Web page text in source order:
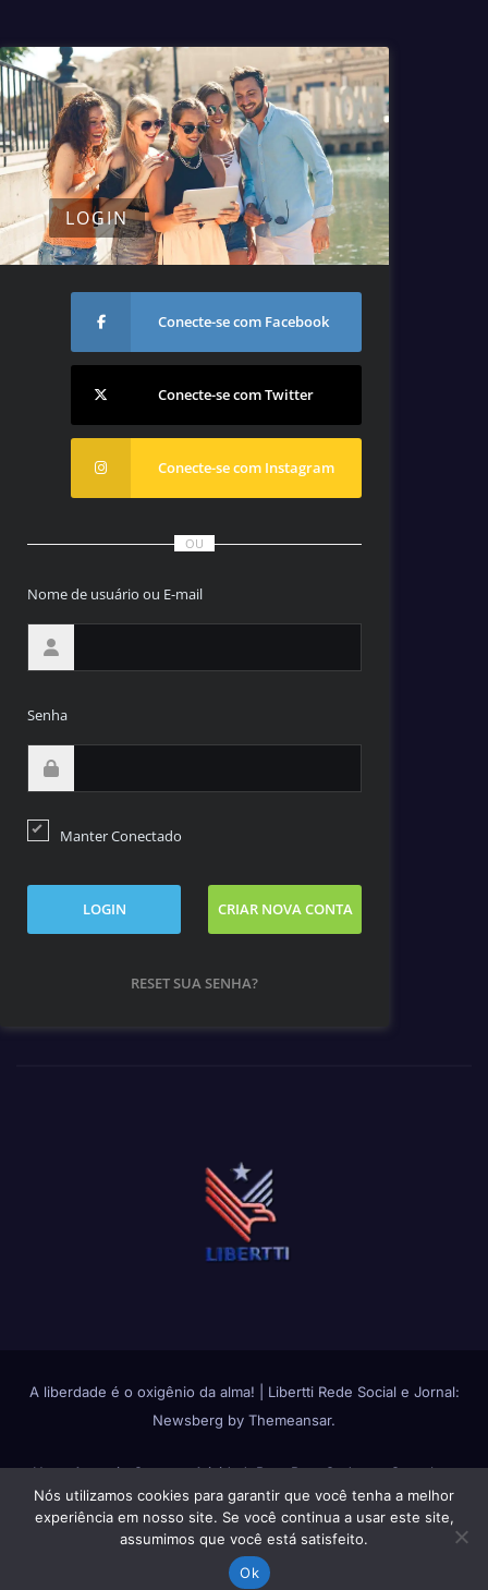
LOGIN
Conecte-se com Facebook
Conecte-se com Twitter
Conecte-se com Instagram
OU
Nome de usuário ou E-mail
Senha
Manter Conectado
LOGIN CRIAR NOVA CONTA
RESET SUA SENHA?
A liberdade é o oxigênio da alma!
Libertti Rede Social e Jornal:
Newsberg by Themeansar.
HomeAnuncie ConoscoAtividadeBate PapoCadastro Completo
Change avatarFluxos de AtividadesFotosGrupos LoginMembros
Política de Uso do Libertti
Nós utilizamos cookies para garantir que você tenha a melhor
experiência em nosso site. Se você continua a usar este site,
assumimos que você está satisfeito.
Ok